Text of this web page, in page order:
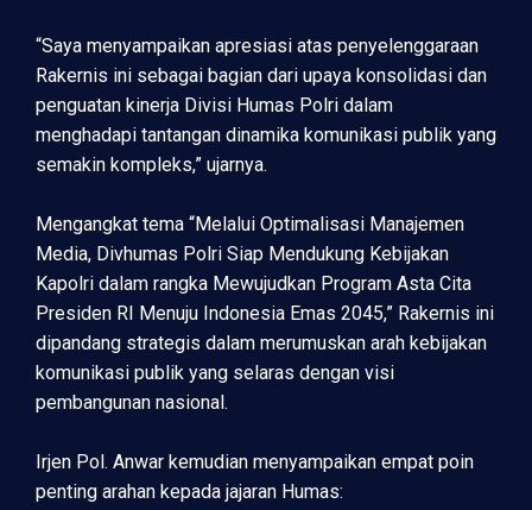
“Saya menyampaikan apresiasi atas penyelenggaraan
Rakernis ini sebagai bagian dari upaya konsolidasi dan
penguatan kinerja Divisi Humas Polri dalam
menghadapi tantangan dinamika komunikasi publik yang
semakin kompleks,” ujarnya.
Mengangkat tema “Melalui Optimalisasi Manajemen
Media, Divhumas Polri Siap Mendukung Kebijakan
Kapolri dalam rangka Mewujudkan Program Asta Cita
Presiden RI Menuju Indonesia Emas 2045,” Rakernis ini
dipandang strategis dalam merumuskan arah kebijakan
komunikasi publik yang selaras dengan visi
pembangunan nasional.
Irjen Pol. Anwar kemudian menyampaikan empat poin
penting arahan kepada jajaran Humas: